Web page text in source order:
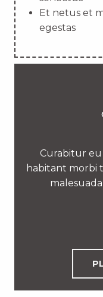
Et netus et
egestas
Curabitur
habitant morbi